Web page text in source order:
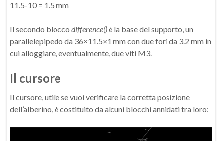
11.5-10 = 1.5 mm
Il secondo blocco difference()è la base del supporto, un
parallelepipedo da 36×11.5×1 mm con due fori da 3.2 mm in
cui alloggiare, eventualmente, due viti M3.
Il cursore
Il cursore, utile se vuoi verificare la corretta posizione
dell’alberino, è costituito da alcuni blocchi annidati tra loro: